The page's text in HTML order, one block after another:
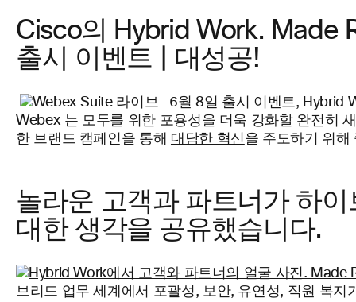
Cisco의 Hybrid Work. Made
출시 이벤트 | 대성공!
6월 8일 출시 이벤트, Hybrid
Webex 는 모두를 위한 포용성을 더욱 강화할 완전히
한 브랜드 캠페인을 통해 대담한 혁신을 주도하기 위해
놀라운 고객과 파트너가 하
대한 생각을 공유했습니다.
브리드 업무 세계에서 포괄성, 보안, 유연성, 직원 복지